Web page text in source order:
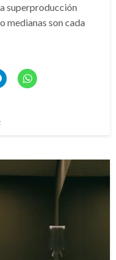
superproducción
medianas son cada